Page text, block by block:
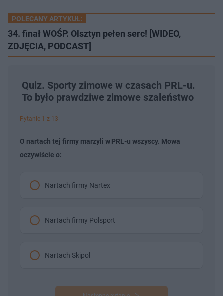
POLECANY ARTYKUŁ:
34. finał WOŚP. Olsztyn pełen serc! [WIDEO,
ZDJĘCIA, PODCAST]
Quiz. Sporty zimowe w czasach PRL-u.
To było prawdziwe zimowe szaleństwo
Pytanie 1 z 13
O nartach tej firmy marzyli w PRL-u wszyscy. Mowa
oczywiście o:
Nartach firmy Nartex
Nartach firmy Polsport
Nartach Skipol